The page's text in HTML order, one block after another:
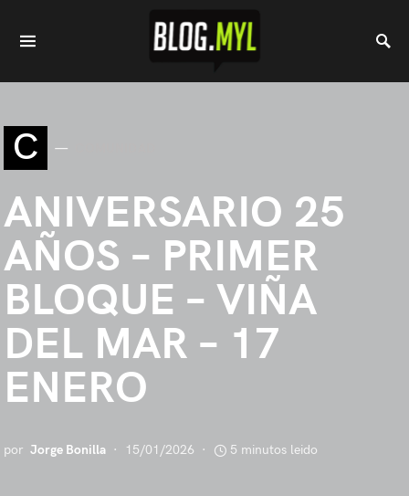
C
ANIVERSARIO 25
AÑOS – PRIMER
BLOQUE – VIÑA
DEL MAR – 17
ENERO
por Jorge Bonilla 15/01/2026 5 minutos leido